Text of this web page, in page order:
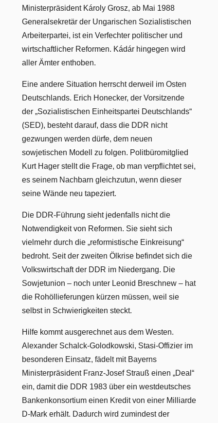
Ministerpräsident Károly Grosz, ab Mai 1988
Generalsekretär der Ungarischen Sozialistischen
Arbeiterpartei, ist ein Verfechter politischer und
wirtschaftlicher Reformen. Kádár hingegen wird
aller Ämter enthoben.
Eine andere Situation herrscht derweil im Osten
Deutschlands. Erich Honecker, der Vorsitzende
der „Sozialistischen Einheitspartei Deutschlands“
(SED), besteht darauf, dass die DDR nicht
gezwungen werden dürfe, dem neuen
sowjetischen Modell zu folgen. Politbüromitglied
Kurt Hager stellt die Frage, ob man verpflichtet sei,
es seinem Nachbarn gleichzutun, wenn dieser
seine Wände neu tapeziert.
Die DDR-Führung sieht jedenfalls nicht die
Notwendigkeit von Reformen. Sie sieht sich
vielmehr durch die „reformistische Einkreisung“
bedroht. Seit der zweiten Ölkrise befindet sich die
Volkswirtschaft der DDR im Niedergang. Die
Sowjetunion – noch unter Leonid Breschnew – hat
die Rohöllieferungen kürzen müssen, weil sie
selbst in Schwierigkeiten steckt.
Hilfe kommt ausgerechnet aus dem Westen.
Alexander Schalck-Golodkowski, Stasi-Offizier im
besonderen Einsatz, fädelt mit Bayerns
Ministerpräsident Franz-Josef Strauß einen „Deal“
ein, damit die DDR 1983 über ein westdeutsches
Bankenkonsortium einen Kredit von einer Milliarde
D-Mark erhält. Dadurch wird zumindest der